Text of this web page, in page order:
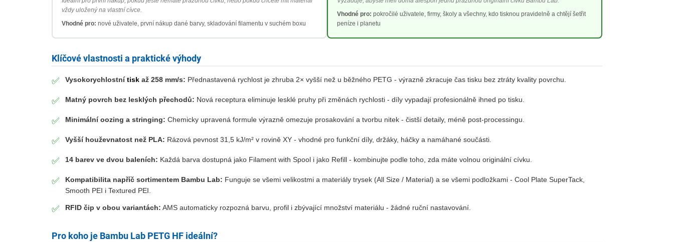
vždy uložený na vlastní cívce.
Vhodné pro: nové uživatele, první nákup dané barvy, skladování filamentu v suchém boxu
Vhodné pro: pokročilé uživatele, firmy, školy a všechny, kdo tisknou pravidelně a chtějí šetřit
peníze i planetu
Klíčové vlastnosti a praktické výhody
✅ Vysokorychlostnítisk až 258 mm/s: Přednastavená rychlost je zhruba 2× vyšší než u běžného PETG - výrazně zkracuje čas tisku bez ztráty kvality povrchu.
✅ Matný povrch bez lesklých přechodů: Nová receptura eliminuje lesklé pruhy při změnách rychlosti - díly vypadají profesionálně ihned po tisku.
✅ Minimální oozing a stringing: Chemicky upravená formule výrazně omezuje prosakování a tvorbu nitek - čistší detaily, méně post-processingu.
✅ Vyšší houževnatost než PLA: Rázová pevnost 31,5 kJ/m² v rovině XY - vhodné pro funkční díly, držáky, háčky a namáhané součásti.
✅ 14 barev ve dvou baleních: Každá barva dostupná jako Filament with Spool i jako Refill - kombinujte podle toho, zda máte volnou originální cívku.
✅ Kompatibilita napříč sortimentem Bambu Lab: Funguje se všemi velikostmi a materiály trysek (All Size / Material) a se všemi podložkami - Cool Plate SuperTack,
Smooth PEI i Textured PEI.
✅ RFID čip v obou variantách: AMS automaticky rozpozná barvu, profil i zbývající množství materiálu - žádné ruční nastavování.
Pro koho je Bambu Lab PETG HF ideální?